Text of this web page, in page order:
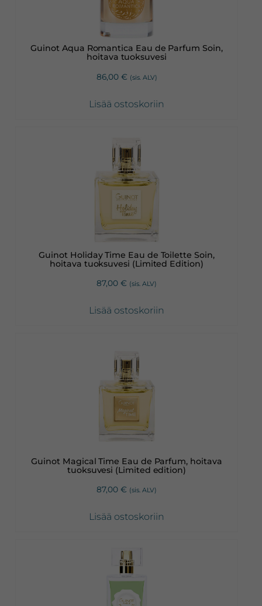
Guinot Aqua Romantica Eau de Parfum Soin,
hoitava tuoksuvesi
86,00 € (sis. ALV)
Lisää ostoskoriin
Guinot Holiday Time Eau de Toilette Soin,
hoitava tuoksuvesi (Limited Edition)
87,00 € (sis. ALV)
Lisää ostoskoriin
Guinot Magical Time Eau de Parfum, hoitava
tuoksuvesi (Limited edition)
87,00 € (sis. ALV)
Lisää ostoskoriin